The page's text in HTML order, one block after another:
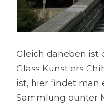
Gleich daneben ist
Glass Künstlers
ist, hier findet man
Sammlung bunter